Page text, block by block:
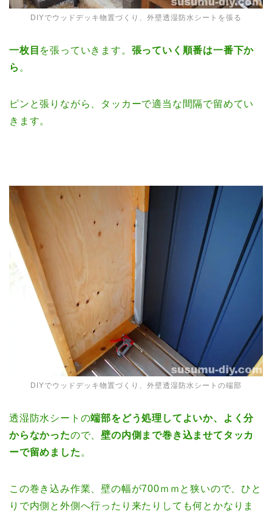
DIYでウッドデッキ物置づくり、外壁透湿防水シートを張る
一枚目 を張っていきます。 張っていく順番は一番下か
ら 。
ピンと張りながら、タッカーで適当な間隔で留めてい
きます。
DIYでウッドデッキ物置づくり、外壁透湿防水シートの端部
透湿防水シートの端部をどう処理してよいか、よく分
からなかったので、壁の内側まで巻き込ませてタッカ
ーで留めました 。
この巻き込み作業、壁の幅が700ｍｍと狭いので、ひと
りで内側と外側へ行ったり来たりしても何とかなりま